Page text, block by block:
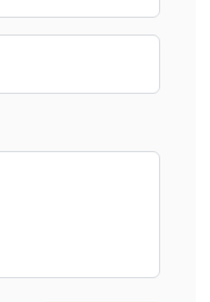
องบริษัทแล้ว ข้อมูล
เร็กซ์, สินค้าโภคภัณฑ์
น้ำมัน และผลิตภัณฑ์